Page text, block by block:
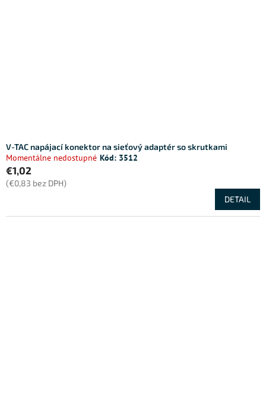
V-TAC napájací konektor na sieťový adaptér so skrutkami
Momentálne nedostupné Kód: 3512
€1,02
(€0,83 bez DPH)
DETAIL